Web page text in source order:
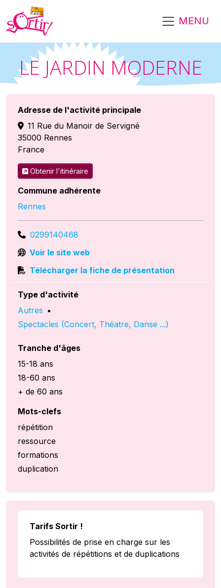
MENU
LE JARDIN MODERNE
Adresse de l'activité principale
11 Rue du Manoir de Servigné
35000 Rennes
France
Obtenir l'itinéraire
Commune adhérente
Rennes
0299140468
Voir le site web
Télécharger la fiche de présentation
Type d'activité
Autres •
Spectacles (Concert, Théatre, Danse ...)
Tranche d'âges
15-18 ans
18-60 ans
+ de 60 ans
Mots-clefs
répétition
ressource
formations
duplication
Tarifs Sortir !
Possibilités de prise en charge sur les
activités de répétitions et de duplications